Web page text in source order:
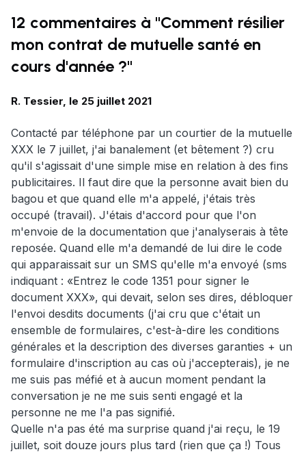
12 commentaires à "Comment résilier
mon contrat de mutuelle santé en
cours d'année ?"
R. Tessier, le 25 juillet 2021
Contacté par téléphone par un courtier de la mutuelle
XXX le 7 juillet, j'ai banalement (et bêtement ?) cru
qu'il s'agissait d'une simple mise en relation à des fins
publicitaires. Il faut dire que la personne avait bien du
bagou et que quand elle m'a appelé, j'étais très
occupé (travail). J'étais d'accord pour que l'on
m'envoie de la documentation que j'analyserais à tête
reposée. Quand elle m'a demandé de lui dire le code
qui apparaissait sur un SMS qu'elle m'a envoyé (sms
indiquant : «Entrez le code 1351 pour signer le
document XXX», qui devait, selon ses dires, débloquer
l'envoi desdits documents (j'ai cru que c'était un
ensemble de formulaires, c'est-à-dire les conditions
générales et la description des diverses garanties + un
formulaire d'inscription au cas où j'accepterais), je ne
me suis pas méfié et à aucun moment pendant la
conversation je ne me suis senti engagé et la
personne ne me l'a pas signifié.
Quelle n'a pas été ma surprise quand j'ai reçu, le 19
juillet, soit douze jours plus tard (rien que ça !) Tous